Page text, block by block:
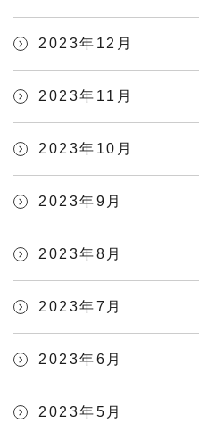
2023年12月
2023年11月
2023年10月
2023年9月
2023年8月
2023年7月
2023年6月
2023年5月